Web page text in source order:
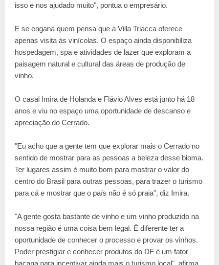
isso e nos ajudado muito", pontua o empresário.
E se engana quem pensa que a Villa Triacca oferece
apenas visita às vinícolas. O espaço ainda disponibiliza
hospedagem, spa e atividades de lazer que exploram a
paisagem natural e cultural das áreas de produção de
vinho.
O casal Imira de Holanda e Flávio Alves está junto há 18
anos e viu no espaço uma oportunidade de descanso e
apreciação do Cerrado.
"Eu acho que a gente tem que explorar mais o Cerrado no
sentido de mostrar para as pessoas a beleza desse bioma.
Ter lugares assim é muito bom para mostrar o valor do
centro do Brasil para outras pessoas, para trazer o turismo
para cá e mostrar que o país não é só praia", diz Imira.
"A gente gosta bastante de vinho e um vinho produzido na
nossa região é uma coisa bem legal. É diferente ter a
oportunidade de conhecer o processo e provar os vinhos.
Poder prestigiar e conhecer produtos do DF é um fator
bacana para incentivar ainda mais o turismo local", afirma